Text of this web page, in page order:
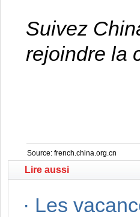
Suivez
rejoindre la
Source:french.china.org.cn
Lire aussi
· Les